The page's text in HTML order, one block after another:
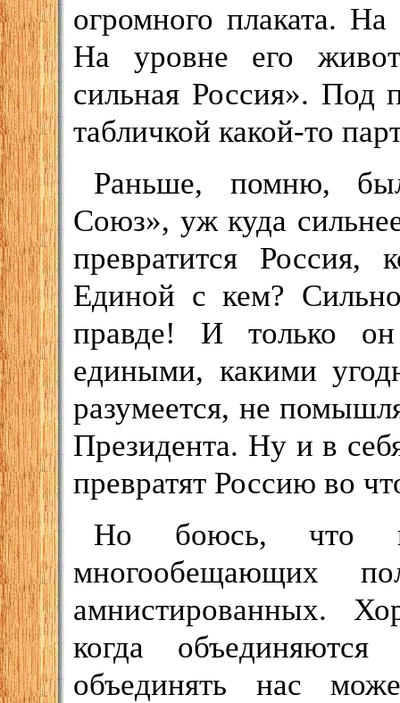
огромного плаката.
На уровне его
сильная Россия». Под
табличкой какой-то
Раньше, помню,
Союз», уж куда
превратится Россия,
Единой с кем?
правде! И только
едиными, какими
разумеется, не
Президента. Ну и в
превратят Россию во
Но боюсь, что
многообещающих
амнистированных.
когда
объединять нас